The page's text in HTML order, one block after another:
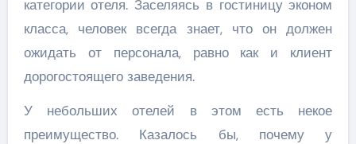
категории отеля. Заселяясь в гостиницу эконом
класса, человек всегда знает, что он должен
ожидать от персонала, равно как и клиент
дорогостоящего заведения.
У небольших отелей в этом есть некое
преимущество. Казалось бы, почему у